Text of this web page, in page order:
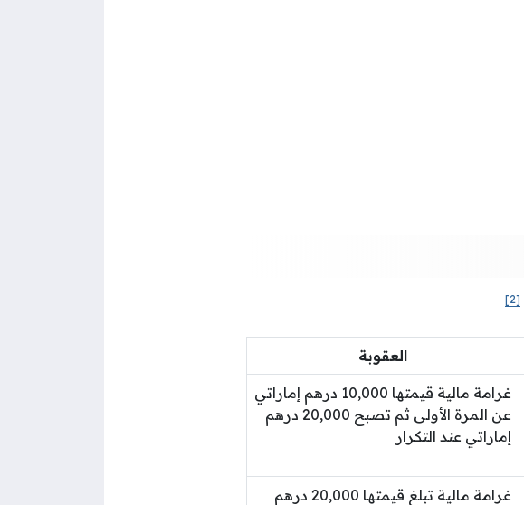
[2]
العقوبة
غرامة مالية قيمتها 10,000 درهم إماراتي
عن المرة الأولى ثم تصبح 20,000 درهم
إماراتي عند التكرار
غرامة مالية تبلغ قيمتها 20,000 درهم